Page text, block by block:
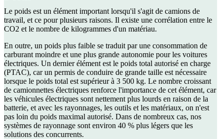
Le poids est un élément important lorsqu'il s'agit de camions de
travail, et ce pour plusieurs raisons. Il existe une corrélation entre le
CO2 et le nombre de kilogrammes d'un matériau.
En outre, un poids plus faible se traduit par une consommation de
carburant moindre et une plus grande autonomie pour les voitures
électriques. Un dernier élément est le poids total autorisé en charge
(PTAC), car un permis de conduire de grande taille est nécessaire
lorsque le poids total est supérieur à 3 500 kg. Le nombre croissant
de camionnettes électriques renforce l'importance de cet élément, car
les véhicules électriques sont nettement plus lourds en raison de la
batterie, et avec les rayonnages, les outils et les matériaux, on n'est
pas loin du poids maximal autorisé. Dans de nombreux cas, nos
systèmes de rayonnage sont environ 40 % plus légers que les
solutions des concurrents.